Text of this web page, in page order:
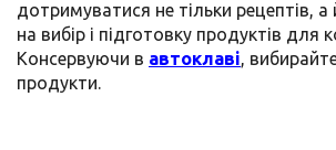
дотримуватися не тільки рецептів, а
на вибір і підготовку продуктів для
Консервуючи в автоклаві, вибирайте
продукти.